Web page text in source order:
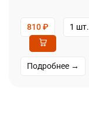
810₽ 1 шт.
Подробнее →